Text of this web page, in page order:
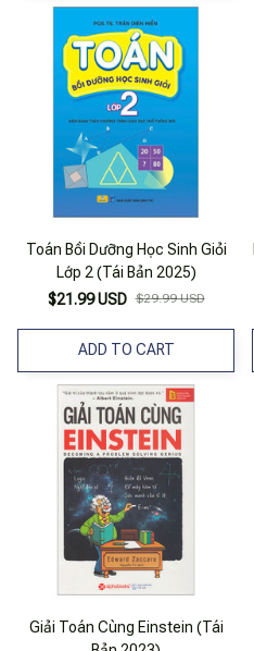
Toán Bồi Dưỡng Học Sinh Giỏi
Lớp 2 (Tái Bản 2025)
$21.99 USD $29.99 USD
ADD TO CART
Giải Toán Cùng Einstein (Tái